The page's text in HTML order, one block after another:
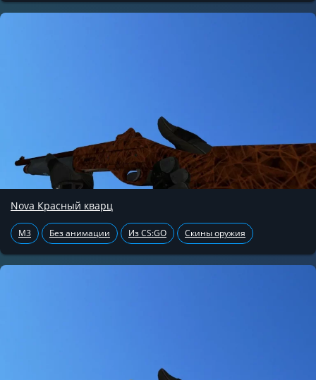
Nova Красный кварц
M3 Без анимации Из CS:GO Скины оружия